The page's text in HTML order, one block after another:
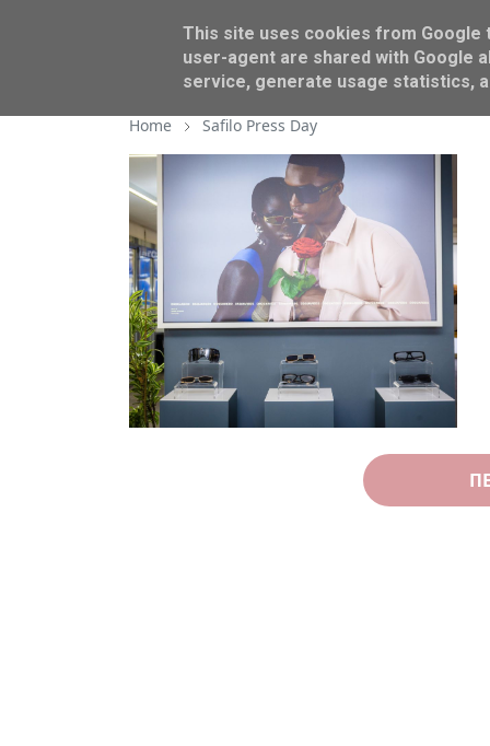
BEAUTY AROUND US
Home Safilo Press Day
This site uses cookies from Google
user-agent are shared with Google
service, generate usage statistics,